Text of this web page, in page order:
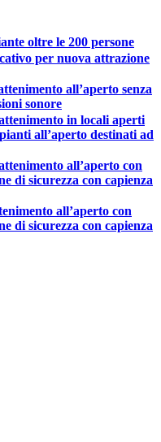
oltre le 200 persone
per nuova attrazione
all’aperto senza
sonore
in locali aperti
all’aperto destinati ad
all’aperto con
di sicurezza con capienza
all’aperto con
di sicurezza con capienza